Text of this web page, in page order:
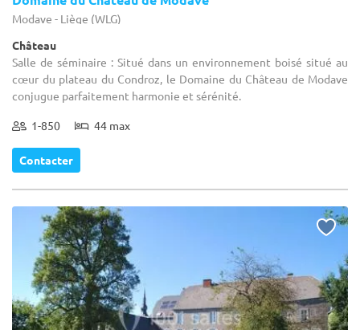
Modave - Liège (WLG)
Château
Salle de séminaire : Situé dans un environnement boisé situé au
cœur du plateau du Condroz, le Domaine du Château de Modave
conjugue parfaitement harmonie et sérénité.
1-850 44 max
Contacter